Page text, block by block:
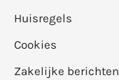
Huisregels
Cookies
Zakelijke berichten